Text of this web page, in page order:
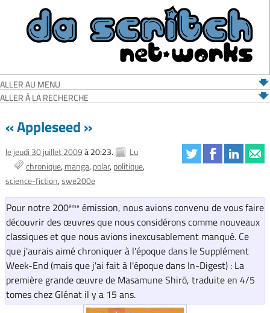
ALLER AU MENU
ALLER À LA RECHERCHE
« Appleseed »
le jeudi 30 juillet 2009à 20:23.
Lu
chronique manga polar politique
science-fiction swe200e
Pour notre 200èmeémission, nous avions convenu de vous faire
découvrir des œuvres que nous considérons comme nouveaux
classiques et que nous avions inexcusablement manqué. Ce
que j'aurais aimé chroniquer à l'époque dans leSupplément
Week-End(mais que j'ai fait à l'époque dans In-Digest) : La
première grande œuvre de Masamune Shirō, traduite en 4/5
tomes chez Glénat il y a 15 ans.